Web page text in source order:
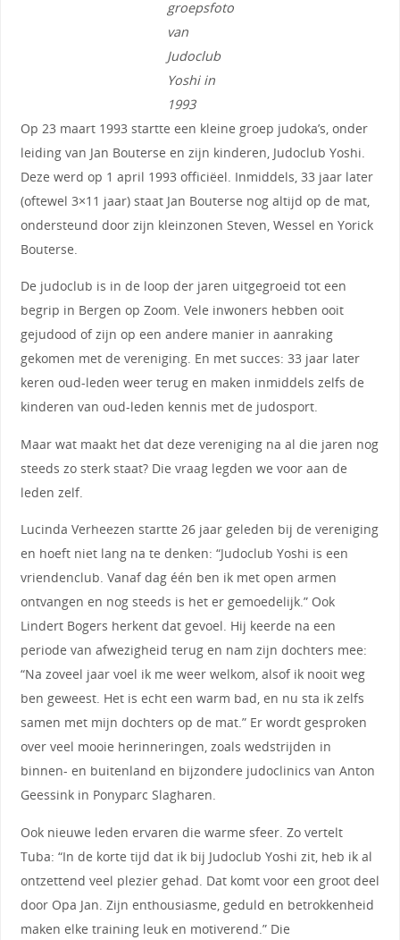
groepsfoto
van
Judoclub
Yoshi in
1993
Op 23 maart 1993 startte een kleine groep judoka’s, onder
leiding van Jan Bouterse en zijn kinderen, Judoclub Yoshi.
Deze werd op 1 april 1993 officiëel. Inmiddels, 33 jaar later
(oftewel 3×11 jaar) staat Jan Bouterse nog altijd op de mat,
ondersteund door zijn kleinzonen Steven, Wessel en Yorick
Bouterse.
De judoclub is in de loop der jaren uitgegroeid tot een
begrip in Bergen op Zoom. Vele inwoners hebben ooit
gejudood of zijn op een andere manier in aanraking
gekomen met de vereniging. En met succes: 33 jaar later
keren oud-leden weer terug en maken inmiddels zelfs de
kinderen van oud-leden kennis met de judosport.
Maar wat maakt het dat deze vereniging na al die jaren nog
steeds zo sterk staat? Die vraag legden we voor aan de
leden zelf.
Lucinda Verheezen startte 26 jaar geleden bij de vereniging
en hoeft niet lang na te denken: “Judoclub Yoshi is een
vriendenclub. Vanaf dag één ben ik met open armen
ontvangen en nog steeds is het er gemoedelijk.” Ook
Lindert Bogers herkent dat gevoel. Hij keerde na een
periode van afwezigheid terug en nam zijn dochters mee:
“Na zoveel jaar voel ik me weer welkom, alsof ik nooit weg
ben geweest. Het is echt een warm bad, en nu sta ik zelfs
samen met mijn dochters op de mat.” Er wordt gesproken
over veel mooie herinneringen, zoals wedstrijden in
binnen- en buitenland en bijzondere judoclinics van Anton
Geessink in Ponyparc Slagharen.
Ook nieuwe leden ervaren die warme sfeer. Zo vertelt
Tuba: “In de korte tijd dat ik bij Judoclub Yoshi zit, heb ik al
ontzettend veel plezier gehad. Dat komt voor een groot deel
door Opa Jan. Zijn enthousiasme, geduld en betrokkenheid
maken elke training leuk en motiverend.” Die